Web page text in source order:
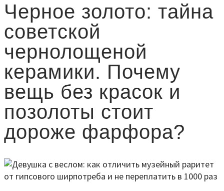
Черное золото: тайна
советской
чернолощеной
керамики. Почему
вещь без красок и
позолоты стоит
дороже фарфора?